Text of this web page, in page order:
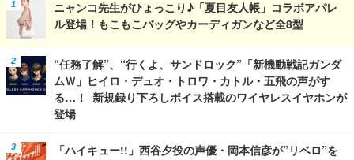
ニャンコ先生がひょっこり♪「夏目友人帳」コラボアパレ
ル登場！もこもこバッグやカーディガンなど全8型
“任務了解”、“行くよ、サンドロック”「新機動戦記ガンダ
ムＷ」ヒイロ・デュオ・トロワ・カトル・五飛の声がす
る…！ 新規録り下ろしボイス搭載のワイヤレスイヤホンが
登場
「ハイキュー!!」西谷夕役の声優・岡本信彦が”リベロ”を